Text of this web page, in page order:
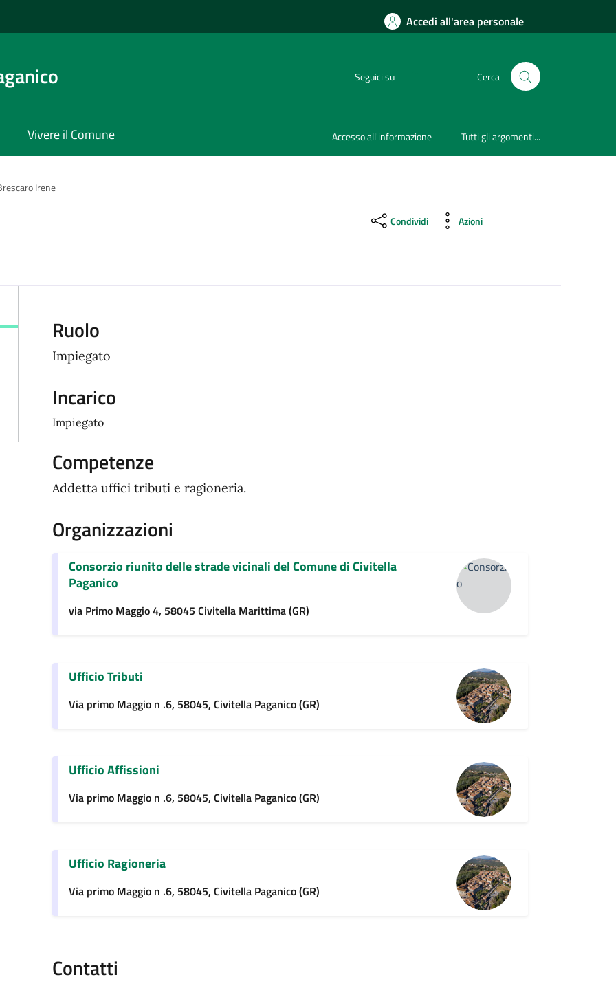
Accedi all'area personale
Seguici su Cerca
Vivere il Comune Accesso all'informazione Tutti gli argomenti...
Irene
Condividi Azioni
Ruolo
Impiegato
Incarico
Impiegato
Competenze
Addetta uffici tributi e ragioneria.
Organizzazioni
Consorzio riunito delle strade vicinali del Comune di Civitella
Paganico
via Primo Maggio 4, 58045 Civitella Marittima (GR)
Ufficio Tributi
Via primo Maggio n .6, 58045, Civitella Paganico (GR)
Ufficio Affissioni
Via primo Maggio n .6, 58045, Civitella Paganico (GR)
Ufficio Ragioneria
Via primo Maggio n .6, 58045, Civitella Paganico (GR)
Contatti